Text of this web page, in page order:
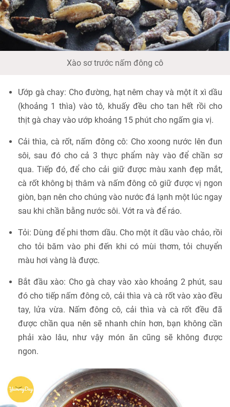
Xào sơ trước nấm đông cô
Ướp gà chay: Cho đường, hạt nêm chay và một ít xì dầu
(khoảng 1 thìa) vào tô, khuấy đều cho tan hết rồi cho
thịt gà chay vào ướp khoảng 15 phút cho ngấm gia vị.
Cải thìa, cà rốt, nấm đông cô: Cho xoong nước lên đun
sôi, sau đó cho cả 3 thực phẩm này vào để chần sơ
qua. Tiếp đó, để cho cải giữ được màu xanh đẹp mắt,
cà rốt không bị thâm và nấm đông cô giữ được vị ngon
giòn, bạn nên cho chúng vào nước đá lạnh một lúc ngay
sau khi chần bằng nước sôi. Vớt ra và để ráo.
Tỏi: Dùng để phi thơm dầu. Cho một ít dầu vào chảo, rồi
cho tỏi băm vào phi đến khi có mùi thơm, tỏi chuyển
màu hơi vàng là được.
Bắt đầu xào: Cho gà chay vào xào khoảng 2 phút, sau
đó cho tiếp nấm đông cô, cải thìa và cà rốt vào xào đều
tay, lửa vừa. Nấm đông cô, cải thìa và cà rốt đều đã
được chần qua nên sẽ nhanh chín hơn, bạn không cần
phải xào lâu, như vậy món ăn cũng sẽ không được
ngon.